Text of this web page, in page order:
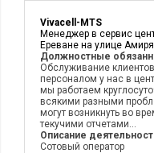
Vivacell-MTS
Менеджер в сервис
Ереване на улице
Должностные
Обслуживание
персоналом у нас в
мы работаем
всякими разными
могут возникнуть во
текучими отчетами...
Описание
Сотовый оператор